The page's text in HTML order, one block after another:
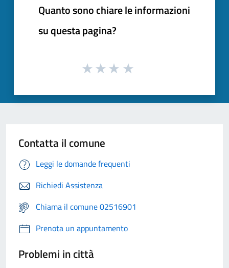
Quanto sono chiare le informazioni
su questa pagina?
Contatta il comune
Leggi le domande frequenti
Richiedi Assistenza
Chiama il comune 02516901
Prenota un appuntamento
Problemi in città